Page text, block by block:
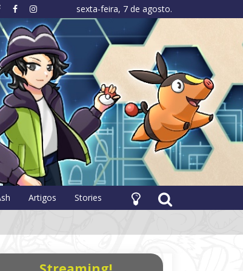
sexta-feira, 7 de agosto.
Artigos Stories